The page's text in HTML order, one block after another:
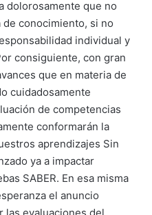
dolorosamente que no
de conocimiento, si no
individual y
consiguiente, con gran
que en materia de
cuidadosamente
de competencias
conformarán la
aprendizajes Sin
ya a impactar
SABER. En esa misma
el anuncio
evaluaciones del